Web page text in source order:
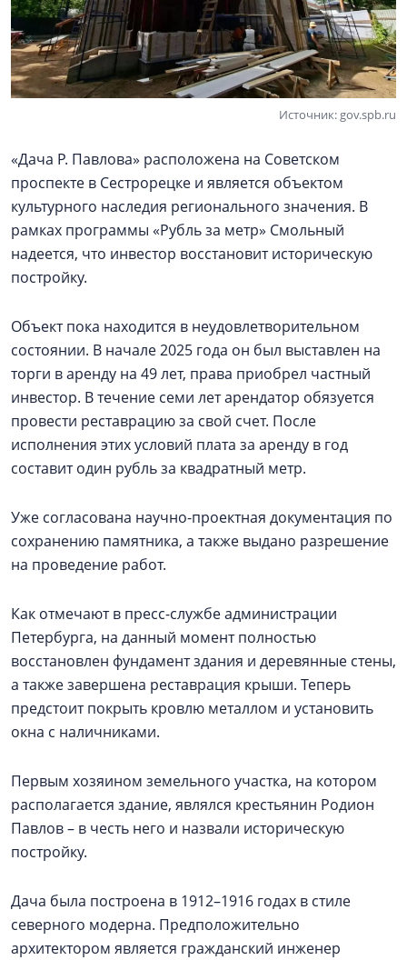
Источник: gov.spb.ru
«Дача Р. Павлова» расположена на Советском
проспекте в Сестрорецке и является объектом
культурного наследия регионального значения. В
рамках программы «Рубль за метр» Смольный
надеется, что инвестор восстановит историческую
постройку.
Объект пока находится в неудовлетворительном
состоянии. В начале 2025 года он был выставлен на
торги в аренду на 49 лет, права приобрел частный
инвестор. В течение семи лет арендатор обязуется
провести реставрацию за свой счет. После
исполнения этих условий плата за аренду в год
составит один рубль за квадратный метр.
Уже согласована научно-проектная документация по
сохранению памятника, а также выдано разрешение
на проведение работ.
Как отмечают в пресс-службе администрации
Петербурга, на данный момент полностью
восстановлен фундамент здания и деревянные стены,
а также завершена реставрация крыши. Теперь
предстоит покрыть кровлю металлом и установить
окна с наличниками.
Первым хозяином земельного участка, на котором
располагается здание, являлся крестьянин Родион
Павлов – в честь него и назвали историческую
постройку.
Дача была построена в 1912–1916 годах в стиле
северного модерна. Предположительно
архитектором является гражданский инженер